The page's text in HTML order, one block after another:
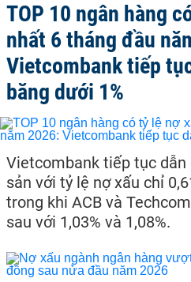
TOP 10 ngân hàng
nhất 6 tháng đầu
Vietcombank tiếp
băng dưới 1%
Vietcombank tiếp tục
sản với tỷ lệ nợ xấu chỉ
trong khi ACB và
sau với 1,03% và 1,08%.